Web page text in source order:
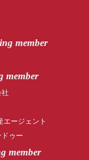
member
member
エージェント
ゥー
member